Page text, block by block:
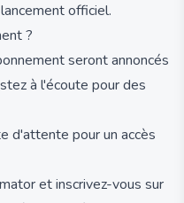
officiel.
?
seront annoncés
à l'écoute pour des
d'attente pour un accès
et inscrivez-vous sur